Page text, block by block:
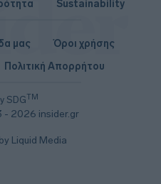
Sustainability
SDGTM
- 2026 insider.gr
μας
Όροι χρήσης
Πολιτική Απορρήτου
Liquid Media